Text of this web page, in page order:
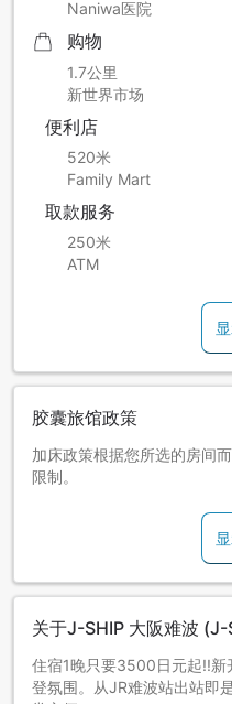
Naniwa医院
购物
1.7公里
新世界市场
便利店
520米
Family Mart
取款服务
250米
ATM
胶囊旅馆政策
加床政策根据您所选的房间
限制。
关于J-SHIP 大阪难波
住宿1晚只要3500日元起!!新
登氛围。从JR难波站出站即